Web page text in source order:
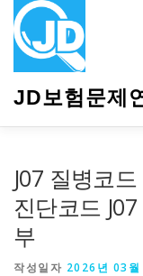
JD보험문제
J07 질병코
진단코드
부
작성일자 2026년 03월